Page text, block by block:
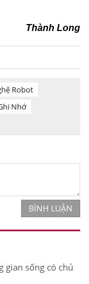
Thành Long
Robot
Nhớ
BÌNH LUẬN
gian sống có chủ